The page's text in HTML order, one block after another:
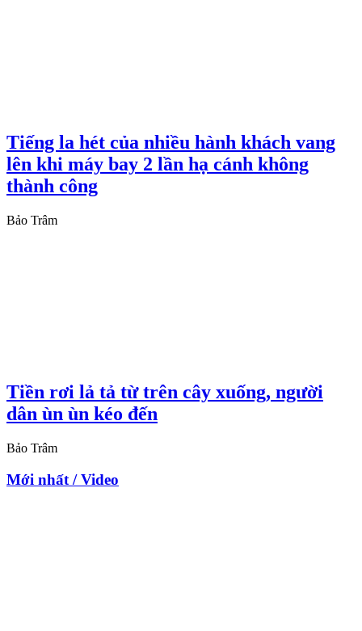
Tiếng la hét của nhiều hành khách vang
lên khi máy bay 2 lần hạ cánh không
thành công
Bảo Trâm
Tiền rơi lả tả từ trên cây xuống, người
dân ùn ùn kéo đến
Bảo Trâm
Mới nhất / Video